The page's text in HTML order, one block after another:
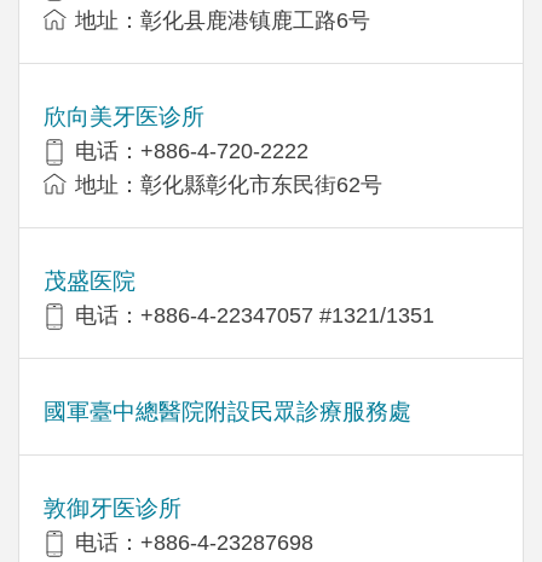
地址：彰化县鹿港镇鹿工路6号
欣向美牙医诊所
电话：+886-4-720-2222
地址：彰化縣彰化市东民街62号
茂盛医院
电话：+886-4-22347057 #1321/1351
國軍臺中總醫院附設民眾診療服務處
敦御牙医诊所
电话：+886-4-23287698